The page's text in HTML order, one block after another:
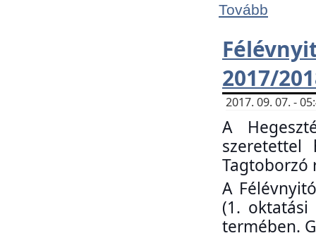
Tovább
2017/
2017. 09. 07. -
A
Tagtoborzó
A
(1. oktatási
termében.